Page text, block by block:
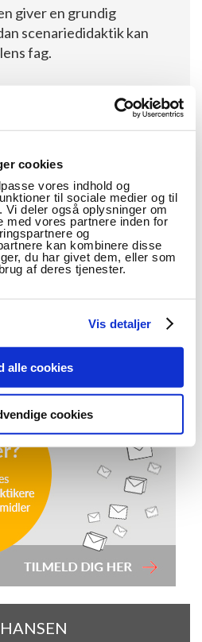
cookies
vores indhold og
til sociale medier og til
deler også oplysninger om
med vores partnere inden for
og
kan kombinere disse
du har givet dem, eller som
af deres tjenester.
Vis detaljer
alle cookies
cookies
giver en grundig
scenariedidaktik kan
fag.
og Professionshøjskole